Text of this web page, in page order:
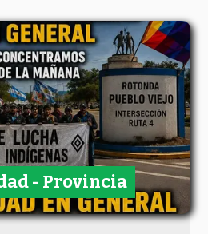
- Provincia